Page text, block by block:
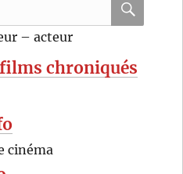
– acteur
chroniqués
cinéma